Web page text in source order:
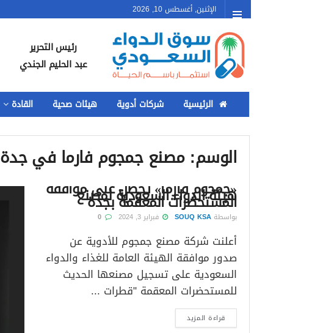
الإثنين, أغسطس 10, 2026
رئيس التحرير
عبد الحليم الجندي
الرئيسية شركات أدوية هيئات صحية القادة
الوسم:مصنع جمجوم فارما في جدة
«جمجوم فارما» تحصل على موافقة
هيئة الدواء السعودية لمصنع
المستحضرات المعقمة بجدة
بواسطة SOUQ KSA فبراير 3, 2024
أعلنت شركة مصنع جمجوم للأدوية عن
صدور موافقة الهيئة العامة للغذاء والدواء
السعودية على تسجيل مصنعها الحديث
للمستحضرات المعقمة "قطرات ...
قراءة المزيد